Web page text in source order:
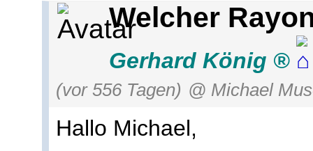
Welcher
Gerhard König
(vor 556 Tagen) @ Michael
Hallo Michael,